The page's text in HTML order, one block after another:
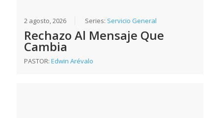
2 agosto, 2026 Series: Servicio General
Rechazo Al Mensaje Que
Cambia
PASTOR:Edwin Arévalo